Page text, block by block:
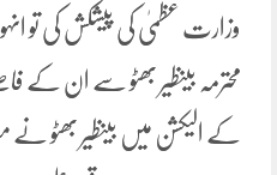
وزارت عظمیٰ کی پیشکش کی تو
کے الیکشن میں بینظیر بھٹو نے